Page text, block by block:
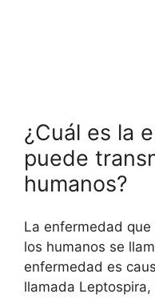
¿Cuál es la
puede
humanos?
La enfermedad
los humanos se
enfermedad es
llamada